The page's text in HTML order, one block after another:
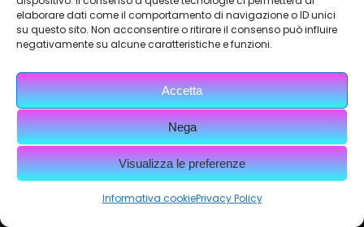
elaborare dati come il comportamento di navigazione o ID unici
su questo sito. Non acconsentire o ritirare il consenso può influire
negativamente su alcune caratteristiche e funzioni.
Accetta
Nega
Visualizza le preferenze
Informativa cookiePrivacy Policy
dapibus id dolor. Morbi venenatis lacinia rhoncus.
Lorem ipsum dolor sit amet, consectetur adipiscing
elit. Aenean non enim ut enim fringilla adipiscing id
in lorem. Quisque aliquet neque vitae lectus
tempus consectetur. Aliquam erat volutpat. Nunc
eu nibh nulla, id cursus arcu. Vestibulum ante
ipsum primis in faucibus orci luctus et ultrices